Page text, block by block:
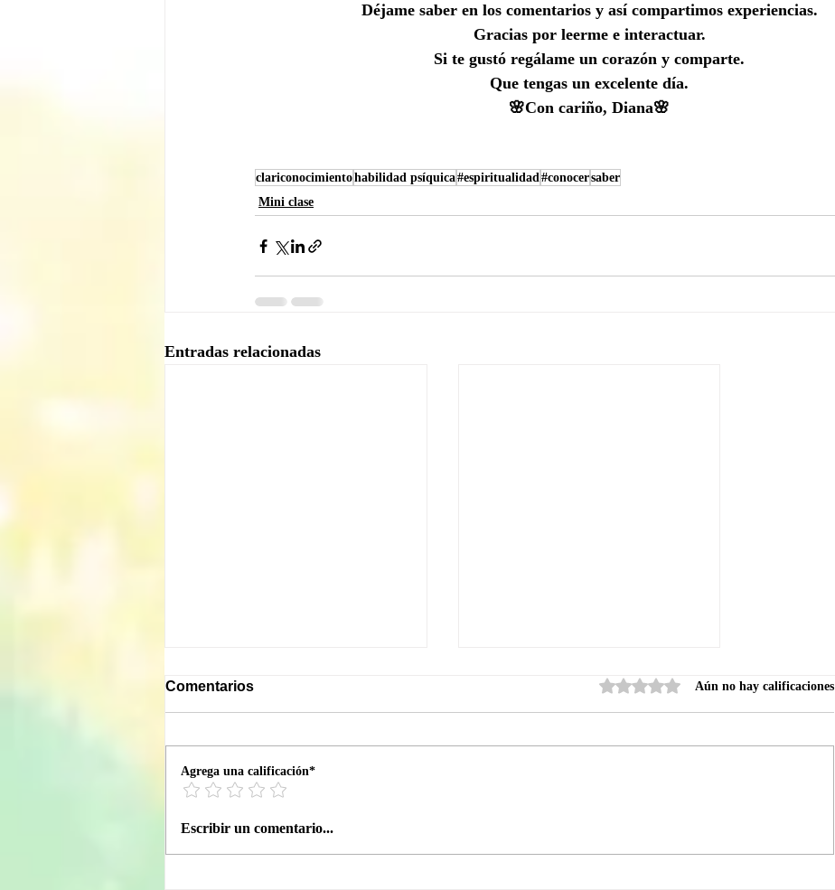
Déjame saber en los comentarios y así compartimos experiencias.
Gracias por leerme e interactuar.
Si te gustó regálame un corazón y comparte.
Que tengas un excelente día.
🌸Con cariño, Diana🌸
clariconocimientohabilidad psíquica#espiritualidad#conocersaber
Mini clase
Entradas relacionadas
Ábrete a nuevas ideas
Comentarios Obtuvo 0 de 5 estrellas.Aún no hay calificaciones
Agrega una calificación*
Escribir un comentario...